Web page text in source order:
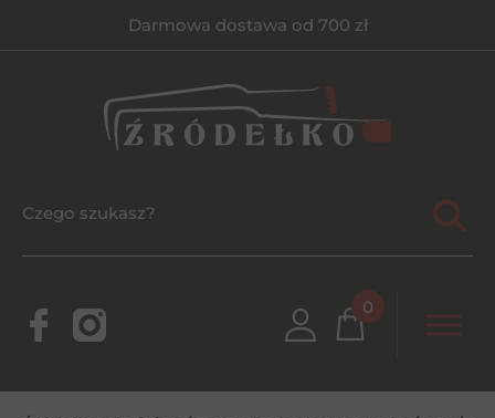
Darmowa dostawa od 700 zł
0